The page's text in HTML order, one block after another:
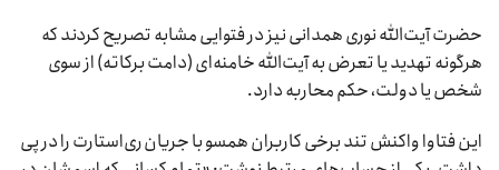
حضرت آیت‌الله نوری همدانی نیز در فتوایی مشابه تصریح کردند که
هرگونه تهدید یا تعرض به آیت‌الله خامنه‌ای (دامت برکاته) از سوی
شخص یا دولت، حکم محاربه دارد.
این فتاوا واکنش تند برخی کاربران همسو با جریان ری‌استارت را در پی